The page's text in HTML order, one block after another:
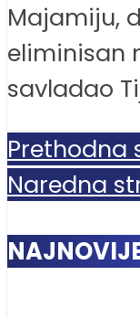
Majamiju,
eliminisan
savladao
Prethodna
Naredna